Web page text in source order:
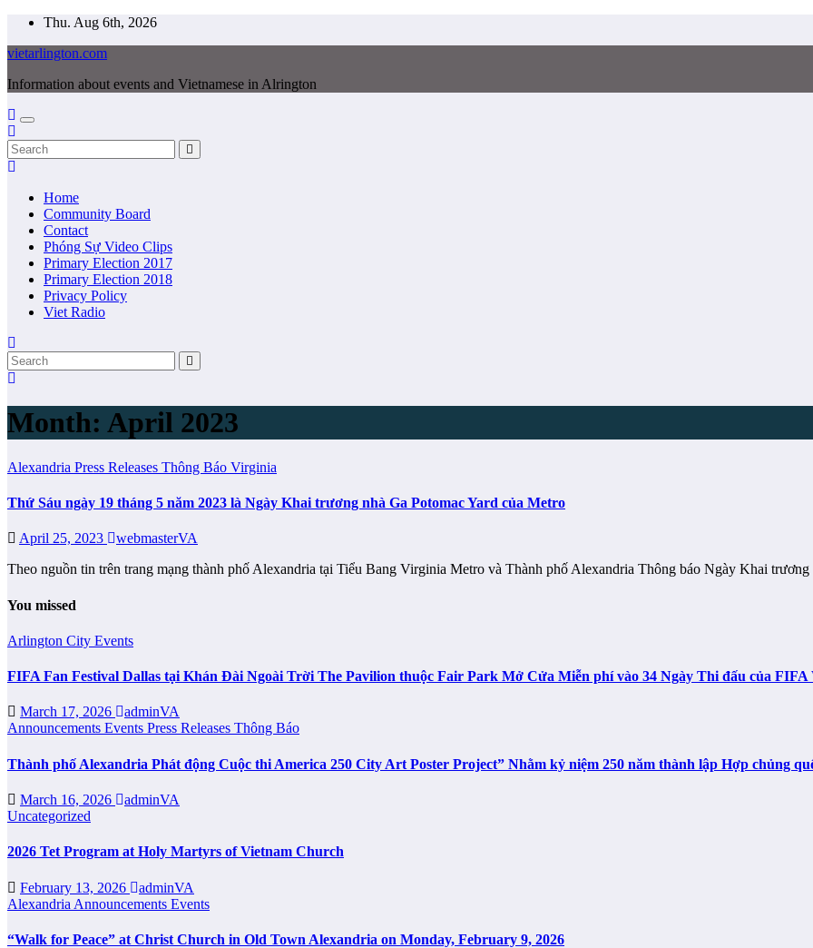
Skip
content
Thu. Aug 6th, 2026
vietarlington.com
Information about events and Vietnamese in Alrington
Home
Community Board
Contact
Phóng Sự Video Clips
Primary Election 2017
Primary Election 2018
Privacy Policy
Viet Radio
Month: April 2023
Alexandria Press Releases Thông Báo Virginia
Thứ Sáu ngày 19 tháng 5 năm 2023 là Ngày Khai trương nhà Ga Potomac Yard của Metro
April 25, 2023
webmasterVA
Theo nguồn tin trên trang mạng thành phố Alexandria tại Tiểu Bang Virginia Metro và Thành phố Alexandria Thông báo Ngày Khai
You missed
Arlington City Events
FIFA Fan Festival Dallas tại Khán Đài Ngoài Trời The Pavilion thuộc Fair Park Mở Cửa Miễn phí vào 34 Ngày Thi đấu của FIFA
March 17, 2026
adminVA
Announcements Events Press Releases Thông Báo
Thành phố Alexandria Phát động Cuộc thi America 250 City Art Poster Project” Nhằm kỷ niệm 250 năm thành lập Hợp chủng
March 16, 2026
adminVA
Uncategorized
2026 Tet Program at Holy Martyrs of Vietnam Church
February 13, 2026
adminVA
Alexandria Announcements Events
“Walk for Peace” at Christ Church in Old Town Alexandria on Monday, February 9, 2026